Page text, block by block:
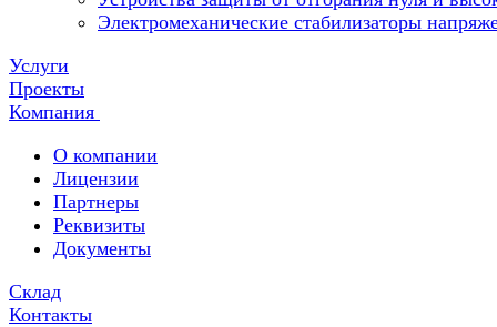
Электромеханические стабилизаторы
Услуги
Проекты
Компания
О компании
Лицензии
Партнеры
Реквизиты
Документы
Склад
Контакты